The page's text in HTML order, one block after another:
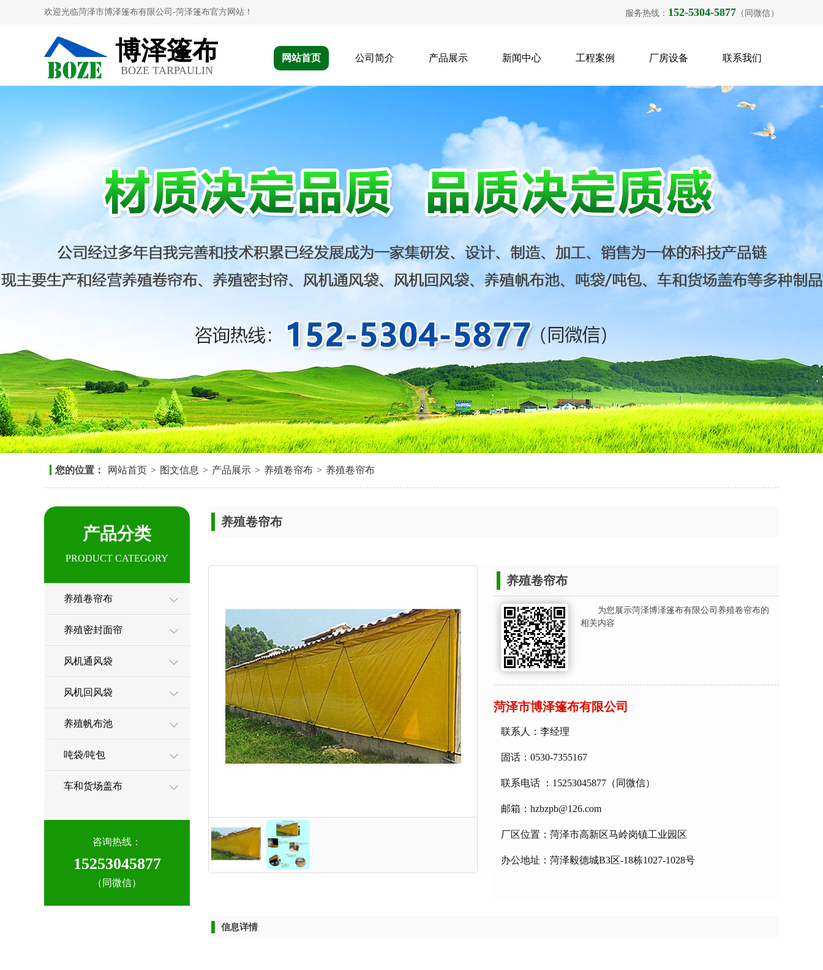
欢迎光临菏泽市博泽篷布有限公司-菏泽篷布官方网站！ 服务热线： 152-5304-5877 （同微信）
博泽篷布
BOZE TARPAULIN
网站首页 公司简介 产品展示 新闻中心 工程案例 厂房设备 联系我们
您的位置： 网站首页 > 图文信息 > 产品展示 > 养殖卷帘布 > 养殖卷帘布
产品分类
PRODUCT CATEGORY
养殖卷帘布
养殖密封面帘
风机通风袋
风机回风袋
养殖帆布池
吨袋/吨包
车和货场盖布
咨询热线：
15253045877
（同微信）
养殖卷帘布
养殖卷帘布
为您展示菏泽博泽篷布有限公司养殖卷帘布的
相关内容
菏泽市博泽篷布有限公司
联系人：李经理
固话：0530-7355167
联系电话 ：15253045877（同微信）
邮箱：hzbzpb@126.com
厂区位置：菏泽市高新区马岭岗镇工业园区
办公地址：菏泽毅德城B3区-18栋1027-1028号
信息详情